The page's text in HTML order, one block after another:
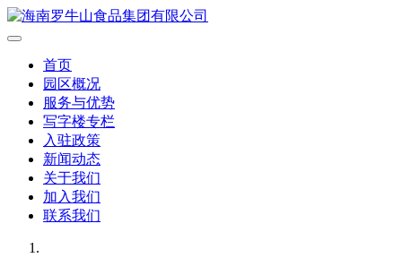
首页
园区概况
服务与优势
写字楼专栏
入驻政策
新闻动态
关于我们
加入我们
联系我们